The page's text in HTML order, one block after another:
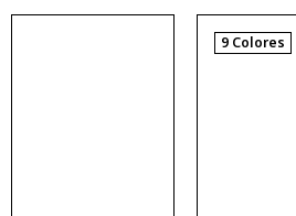
9 Colores